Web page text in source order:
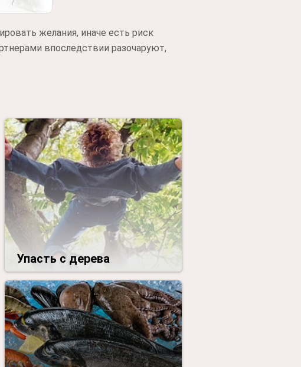
желания, иначе есть риск
впоследствии разочаруют,
Упасть с дерева